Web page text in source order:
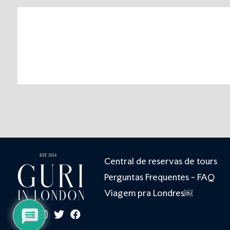
Central de reservas de tours
Perguntas Frequentes - FAQ
Viagem pra Londres￼